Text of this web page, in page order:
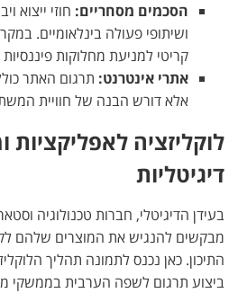
הסכמים מסחריים: חוזי ייצוא
ושיתופי פעולה בינלאומיים.
קריטי למניעת מחלוקות פיננסיות
אתרי אינטרנט: תרגום האתר
אלא דורש הבנה של חוויית
לוקליזציה לאפליקציות
דיגיטליות
בעידן הדיגיטלי, חברות טכנולוגיה
מבקשים להנגיש את המוצרים שלהם
התיכון. כאן נכנס לתמונה תהליך